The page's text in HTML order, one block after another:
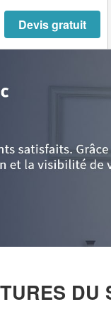
Devis gratuit
DU